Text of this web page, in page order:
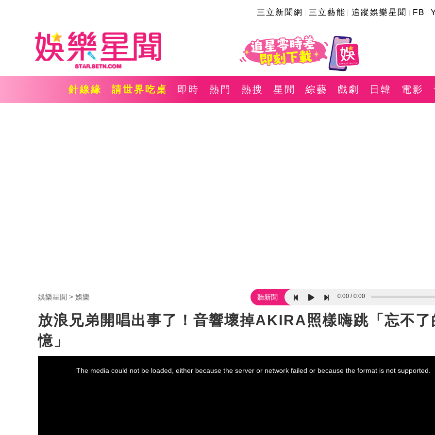
三立新聞網 三立藝能 追蹤娛樂星聞 FB
針線緣 請世界吃桌 即時 熱門 熱搜 星聞 綜藝 戲劇 日韓 電影
娛樂星聞 娛樂 聽新聞 0:00 0:00
放浪兄弟開唱出事了！音響壞掉AKIRA照樣嗨跳「忘不了
憶」
The media could not be loaded, either because the server or network failed or because the format is not supported.